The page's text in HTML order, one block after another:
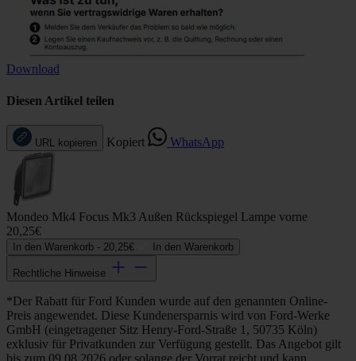
Download
Diesen Artikel teilen
URL kopieren Kopiert WhatsApp
Mondeo Mk4 Focus Mk3 Außen Rückspiegel Lampe vorne
20,25€
In den Warenkorb - 20,25€ In den Warenkorb
Rechtliche Hinweise
*Der Rabatt für Ford Kunden wurde auf den genannten Online-
Preis angewendet. Diese Kundenersparnis wird von Ford-Werke
GmbH (eingetragener Sitz Henry-Ford-Straße 1, 50735 Köln)
exklusiv für Privatkunden zur Verfügung gestellt. Das Angebot gilt
bis zum 09.08.2026 oder solange der Vorrat reicht und kann